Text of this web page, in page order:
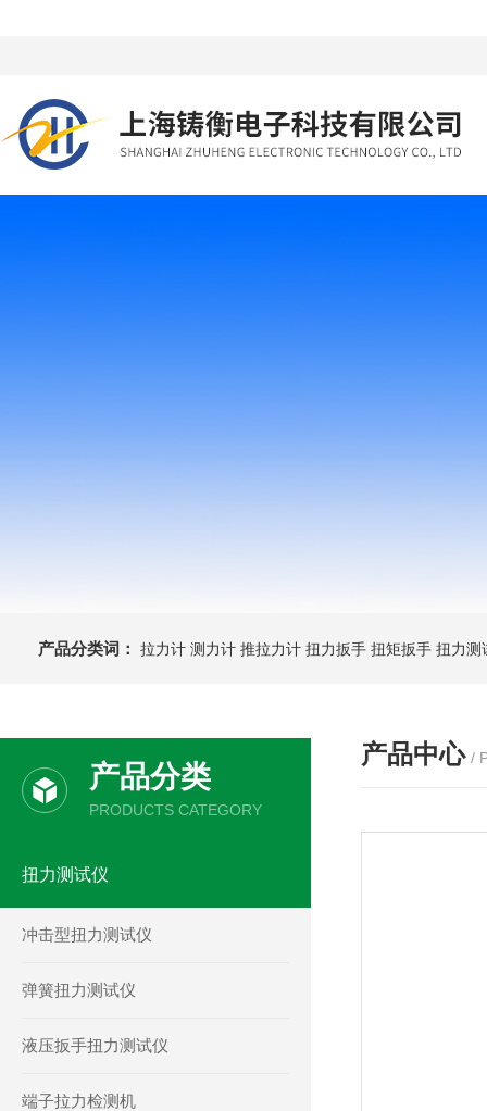
产品分类词： 拉力计 测力计 推拉力计 扭力扳手 扭矩扳手 扭力测
产品分类
PRODUCTS CATEGORY
扭力测试仪
冲击型扭力测试仪
弹簧扭力测试仪
液压扳手扭力测试仪
端子拉力检测机
产品中心 /